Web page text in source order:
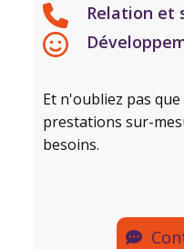
Relation et
Et n'oubliez pas que
prestations sur-
besoins.